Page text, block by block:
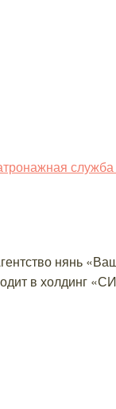
нянь
в холдинг